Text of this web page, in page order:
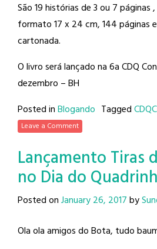
São 19 histórias de 3 ou 7 páginas
formato 17 x 24 cm, 144 páginas
cartonada.
O livro será lançado na 6a CDQ
dezembro – BH
Posted inBlogando Tagged
Leave a Comment
Lançamento Tiras
no Dia do
Posted onJanuary 26, 2017by
Ola ola amigos do Bota, tudo